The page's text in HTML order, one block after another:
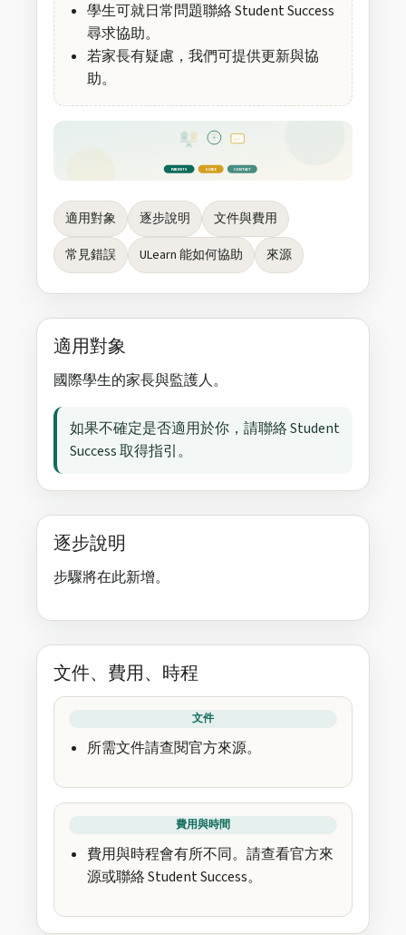
學生可就日常問題聯絡 Student Success
尋求協助。
若家長有疑慮，我們可提供更新與協
助。
PARENTS GUIDE CONTACT
適用對象 逐步說明
文件與費用
常見錯誤
ULearn 能如何協助 來源
適用對象
國際學生的家長與監護人。
如果不確定是否適用於你，請聯絡 Student
Success 取得指引。
逐步說明
步驟將在此新增。
文件、費用、時程
文件
所需文件請查閱官方來源。
費用與時間
費用與時程會有所不同。請查看官方來
源或聯絡 Student Success。